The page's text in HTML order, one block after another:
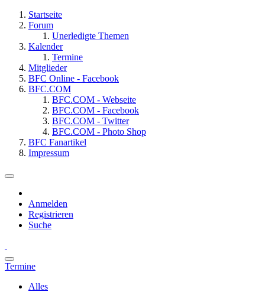
Startseite
Forum
Unerledigte Themen
Kalender
Termine
Mitglieder
BFC Online - Facebook
BFC.COM
BFC.COM - Webseite
BFC.COM - Facebook
BFC.COM - Twitter
BFC.COM - Photo Shop
BFC Fanartikel
Impressum
Anmelden
Registrieren
Suche
Termine
Alles